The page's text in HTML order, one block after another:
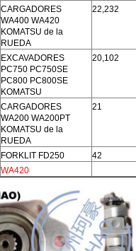
CARGADORES
WA400 WA420
KOMATSU de la
RUEDA
22,232
EXCAVADORES
PC750 PC750SE
PC800 PC800SE
KOMATSU
20,102
CARGADORES
WA200 WA200PT
KOMATSU de la
RUEDA
21
FORKLIT FD250
42
WA420